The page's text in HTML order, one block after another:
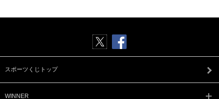
スポーツくじトップ
WINNER